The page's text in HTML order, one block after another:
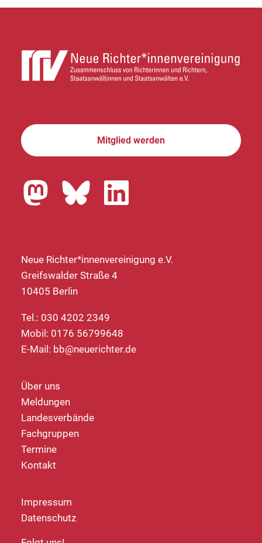
Mitglied werden
Neue Richter*innenvereinigung e.V.
Greifswalder Straße 4
10405 Berlin
Tel.: 030 4202 2349
Mobil: 0176 56799648
E-Mail: bb@neuerichter.de
Über uns
Meldungen
Landesverbände
Fachgruppen
Termine
Kontakt
Impressum
Datenschutz